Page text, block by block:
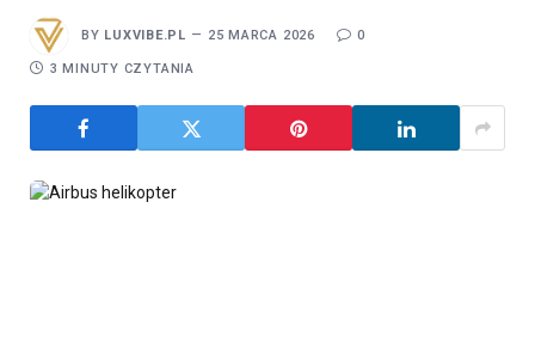
BY LUXVIBE.PL 25 MARCA 2026 0
3 MINUTY CZYTANIA